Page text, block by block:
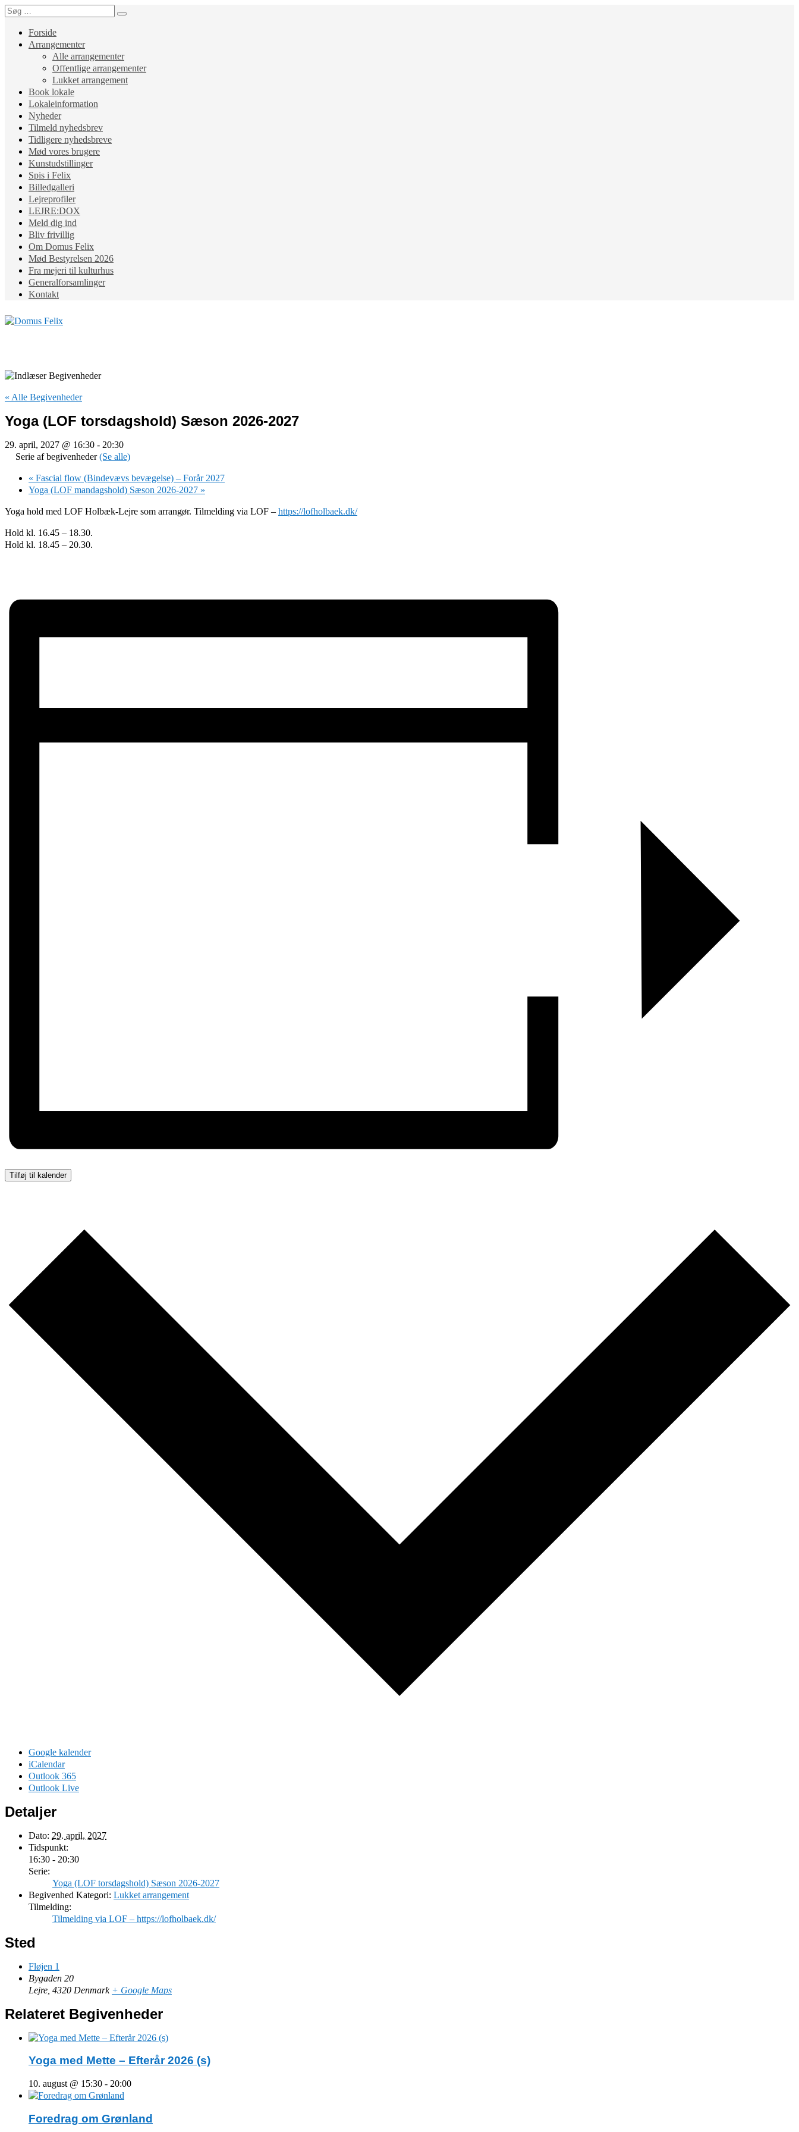
Forside
Arrangementer
Alle arrangementer
Offentlige arrangementer
Lukket arrangement
Book lokale
Lokaleinformation
Nyheder
Tilmeld nyhedsbrev
Tidligere nyhedsbreve
Mød vores brugere
Kunstudstillinger
Spis i Felix
Billedgalleri
Lejreprofiler
LEJRE:DOX
Meld dig ind
Bliv frivillig
Om Domus Felix
Mød Bestyrelsen 2026
Fra mejeri til kulturhus
Generalforsamlinger
Kontakt
« Alle Begivenheder
Yoga (LOF torsdagshold) Sæson 2026-2027
29. april, 2027 @ 16:30 - 20:30
Serie af begivenheder(Se alle)
« Fascial flow (Bindevævs bevægelse) – Forår 2027
Yoga (LOF mandagshold) Sæson 2026-2027 »
Yoga hold med LOF Holbæk-Lejre som arrangør. Tilmelding via LOF – https://lofholbaek.dk/
Hold kl. 16.45 – 18.30.
Hold kl. 18.45 – 20.30.
Tilføj til kalender
Google kalender
iCalendar
Outlook 365
Outlook Live
Detaljer
Dato: 29. april, 2027
Tidspunkt:
16:30 - 20:30
Serie:
Yoga (LOF torsdagshold) Sæson 2026-2027
Begivenhed Kategori: Lukket arrangement
Tilmelding:
Tilmelding via LOF – https://lofholbaek.dk/
Sted
Fløjen 1
Bygaden 20
Lejre 4320 Denmark + Google Maps
Relateret Begivenheder
Yoga med Mette – Efterår 2026 (s)
10. august @ 15:30 - 20:00
Foredrag om Grønland